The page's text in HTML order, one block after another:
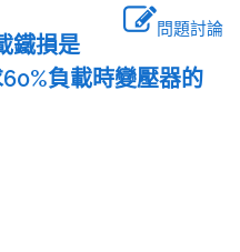
問題討論
鐵損是
負載時變壓器的